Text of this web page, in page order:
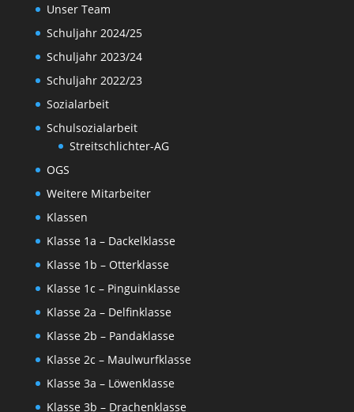
Unser Team
Schuljahr 2024/25
Schuljahr 2023/24
Schuljahr 2022/23
Sozialarbeit
Schulsozialarbeit
Streitschlichter-AG
OGS
Weitere Mitarbeiter
Klassen
Klasse 1a – Dackelklasse
Klasse 1b – Otterklasse
Klasse 1c – Pinguinklasse
Klasse 2a – Delfinklasse
Klasse 2b – Pandaklasse
Klasse 2c – Maulwurfklasse
Klasse 3a – Löwenklasse
Klasse 3b – Drachenklasse